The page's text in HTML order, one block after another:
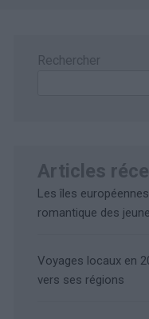
Rechercher
Articles
Les îles
romantique des
Voyages locaux en
vers ses régions